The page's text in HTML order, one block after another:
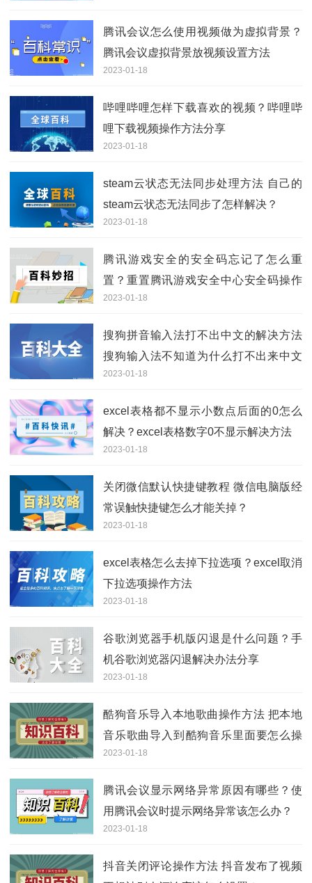
腾讯会议怎么使用视频做为虚拟背景？
腾讯会议虚拟背景放视频设置方法
2023-01-18
哔哩哔哩怎样下载喜欢的视频？哔哩哔
哩下载视频操作方法分享
2023-01-18
steam云状态无法同步处理方法 自己的
steam云状态无法同步了怎样解决？
2023-01-18
腾讯游戏安全的安全码忘记了怎么重
置？重置腾讯游戏安全中心安全码操作
方法
2023-01-18
搜狗拼音输入法打不出中文的解决方法
搜狗输入法不知道为什么打不出来中文
了是什么情况？
2023-01-18
excel表格都不显示小数点后面的0怎么
解决？excel表格数字0不显示解决方法
2023-01-18
关闭微信默认快捷键教程 微信电脑版经
常误触快捷键怎么才能关掉？
2023-01-18
excel表格怎么去掉下拉选项？excel取消
下拉选项操作方法
2023-01-18
谷歌浏览器手机版闪退是什么问题？手
机谷歌浏览器闪退解决办法分享
2023-01-18
酷狗音乐导入本地歌曲操作方法 把本地
音乐歌曲导入到​酷狗音乐里面要怎么操
作？
2023-01-18
腾讯会议显示网络异常原因有哪些？使
用腾讯会议时提示网络异常该怎么办？
2023-01-18
抖音关闭评论操作方法 抖音发布了视频